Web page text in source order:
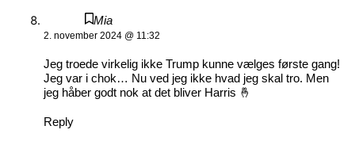
Mia
2. november 2024 @ 11:32
Jeg troede virkelig ikke Trump kunne vælges første gang!
Jeg var i chok… Nu ved jeg ikke hvad jeg skal tro. Men
jeg håber godt nok at det bliver Harris 🤞
Reply